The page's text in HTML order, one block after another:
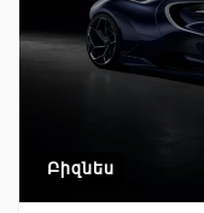
Բիզնես